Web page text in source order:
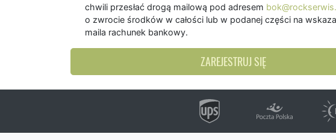
chwili przesłać drogą mailową pod adresem
o zwrocie środków w całości lub w podanej części na
maila rachunek bankowy.
ZAREJESTRUJ SIĘ